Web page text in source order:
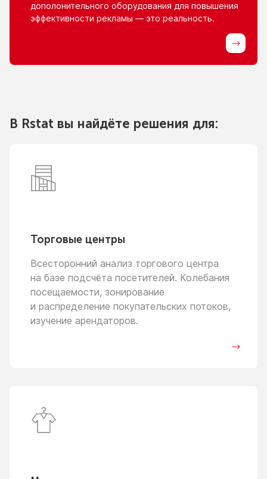
дополонительного оборудования для повышения
эффективности рекламы — это реальность.
В Rstat вы найдёте решения для:
Торговые центры
Всесторонний анализ торгового центра
на базе подсчёта посетителей. Колебания
посещаемости, зонирование
и распределение покупательских потоков,
изучение арендаторов.